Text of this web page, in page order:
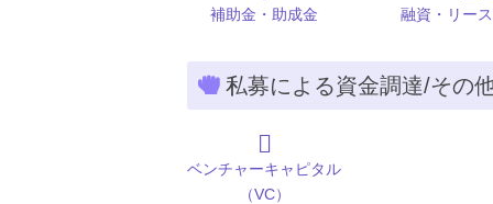
補助金・助成金 融資・リー
私募による資金調達/その
ベンチャーキャピタル
（VC）